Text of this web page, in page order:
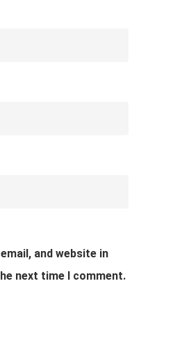
and website in
next time I comment.